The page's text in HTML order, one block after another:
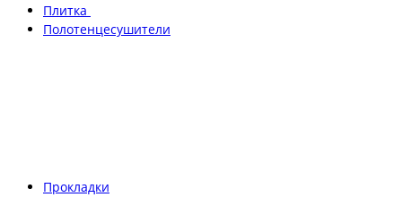
Плитка
Полотенцесушители
Прокладки